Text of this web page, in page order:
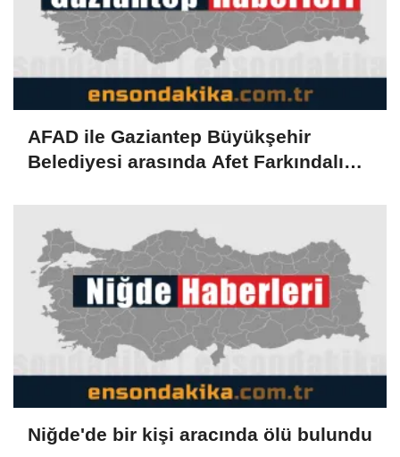
AFAD ile Gaziantep Büyükşehir
Belediyesi arasında Afet Farkındalık
protokolü
Niğde'de bir kişi aracında ölü bulundu